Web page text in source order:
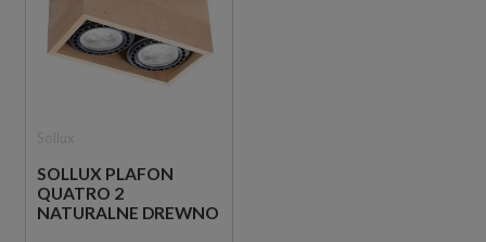
SOLLUX PLAFON
QUATRO 2
NATURALNE DREWNO